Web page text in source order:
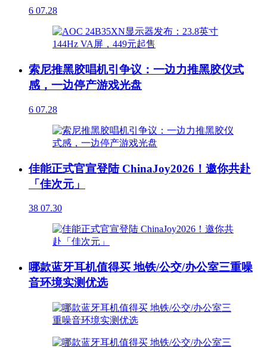
6 07.28
索尼推黑胶唱机引争议：一边力推黑胶仪式
感，一边停产游戏光盘
6 07.28
佳能正式官宣登陆 ChinaJoy2026！邀你共赴
「佳次元」
38 07.30
哪款蓝牙耳机值得买 地铁/公交/办公室三重噪
音环境实测优选